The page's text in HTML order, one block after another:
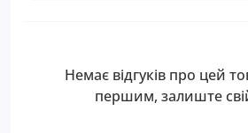
Немає відгуків про цей
першим, залиште